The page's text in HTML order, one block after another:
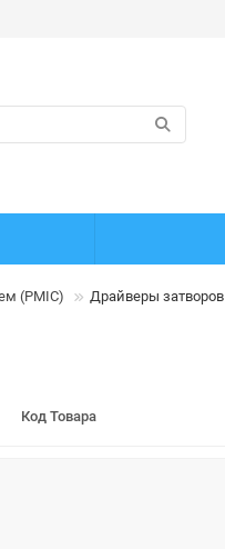
(PMIC) Драйверы затворов
Код Товара